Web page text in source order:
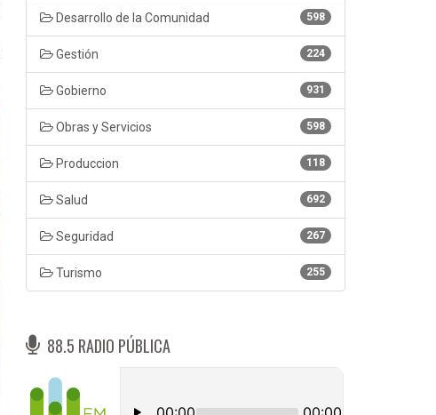
598
Desarrollo de la Comunidad
224
Gestión
931
Gobierno
598
Obras y Servicios
118
Produccion
692
Salud
267
Seguridad
255
Turismo
88.5 RADIO PÚBLICA